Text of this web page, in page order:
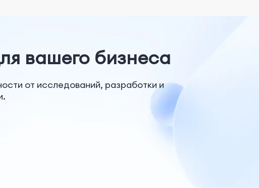
вашего бизнеса
от исследований, разработки и